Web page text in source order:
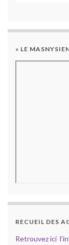
« LE
RECUEIL DES
Retrouvez ici